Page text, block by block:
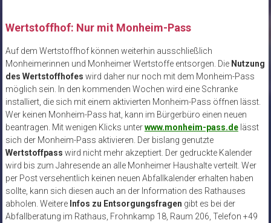
Wertstoffhof: Nur mit Monheim-Pass
Auf dem Wertstoffhof können weiterhin ausschließlich
Monheimerinnen und Monheimer Wertstoffe entsorgen. Die Nutzung
des Wertstoffhofes wird daher nur noch mit dem Monheim-Pass
möglich sein. In den kommenden Wochen wird eine Schranke
installiert, die sich mit einem aktivierten Monheim-Pass öffnen lässt.
Wer keinen Monheim-Pass hat, kann im Bürgerbüro einen neuen
beantragen. Mit wenigen Klicks unterwww.monheim-pass.delässt
sich der Monheim-Pass aktivieren. Der bislang genutzte
Wertstoffpass wird nicht mehr akzeptiert. Der gedruckte Kalender
wird bis zum Jahresende an alle Monheimer Haushalte verteilt. Wer
per Post versehentlich keinen neuen Abfallkalender erhalten haben
sollte, kann sich diesen auch an der Information des Rathauses
abholen. Weitere Infos zu Entsorgungsfragen gibt es bei der
Abfallberatung im Rathaus, Frohnkamp 18, Raum 206, Telefon +49